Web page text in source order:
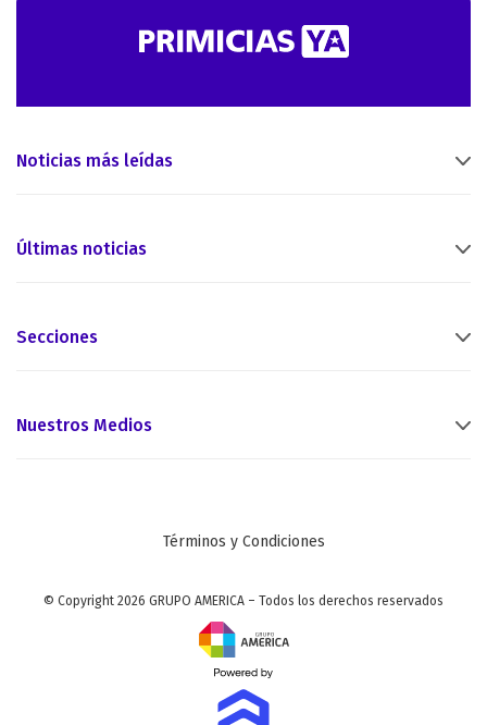
Noticias más leídas
Últimas noticias
Secciones
Nuestros Medios
Términos y Condiciones
© Copyright 2026 GRUPO AMERICA – Todos los derechos reservados